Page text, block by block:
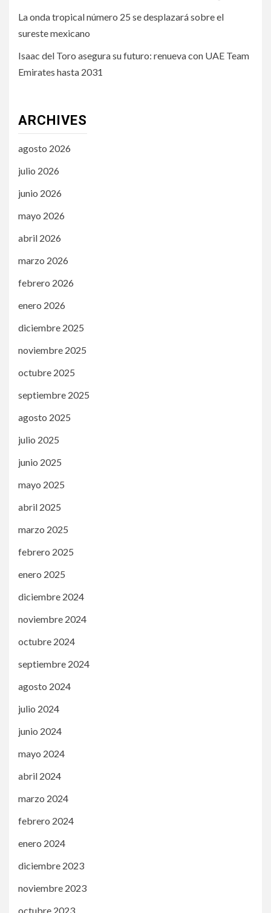
La onda tropical número 25 se desplazará sobre el
sureste mexicano
Isaac del Toro asegura su futuro: renueva con UAE Team
Emirates hasta 2031
ARCHIVES
agosto 2026
julio 2026
junio 2026
mayo 2026
abril 2026
marzo 2026
febrero 2026
enero 2026
diciembre 2025
noviembre 2025
octubre 2025
septiembre 2025
agosto 2025
julio 2025
junio 2025
mayo 2025
abril 2025
marzo 2025
febrero 2025
enero 2025
diciembre 2024
noviembre 2024
octubre 2024
septiembre 2024
agosto 2024
julio 2024
junio 2024
mayo 2024
abril 2024
marzo 2024
febrero 2024
enero 2024
diciembre 2023
noviembre 2023
octubre 2023